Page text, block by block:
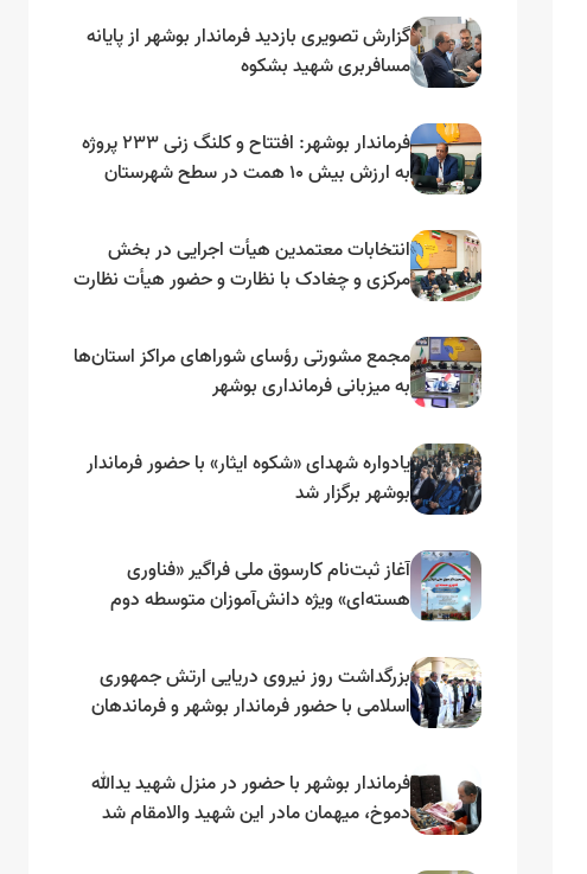
گزارش تصویری بازدید فرماندار بوشهر از پایانه
مسافربری شهید بشکوه
فرماندار بوشهر: افتتاح و کلنگ زنی ۲۳۳ پروژه
به ارزش بیش ۱۰ همت در سطح شهرستان
انتخابات معتمدین هیأت اجرایی در بخش
مرکزی و چغادک با نظارت و حضور هیأت نظارت
مجمع مشورتی رؤسای شوراهای مراکز استان‌ها
به میزبانی فرمانداری بوشهر
یادواره شهدای «شکوه ایثار» با حضور فرماندار
بوشهر برگزار شد
آغاز ثبت‌نام کارسوق ملی فراگیر «فناوری
هسته‌ای» ویژه دانش‌آموزان متوسطه دوم
بزرگداشت روز نیروی دریایی ارتش جمهوری
اسلامی با حضور فرماندار بوشهر و فرماندهان
فرماندار بوشهر با حضور در منزل شهید یدالله
دموخ، میهمان مادر این شهید والامقام شد